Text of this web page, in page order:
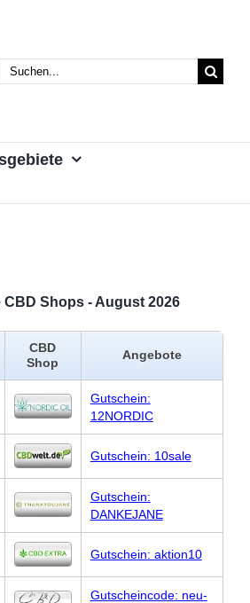
Suche
CBD Shops - August 2026
CBD
Shop
Angebote
Gutschein:
12NORDIC
Gutschein: 10sale
Gutschein:
DANKEJANE
Gutschein: aktion10
Gutscheincode: neu-